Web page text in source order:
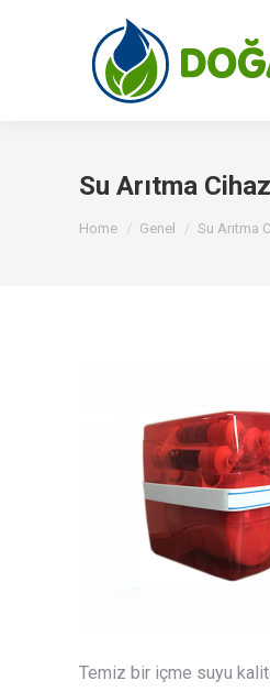
Su Arıtma
You are here:
Home Genel Su Arıtma
Temiz bir içme suyu